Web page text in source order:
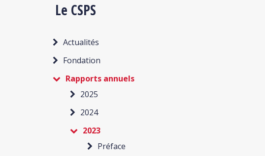
Le CSPS
Actualités
Fondation
Rapports annuels
2025
2024
2023
Préface